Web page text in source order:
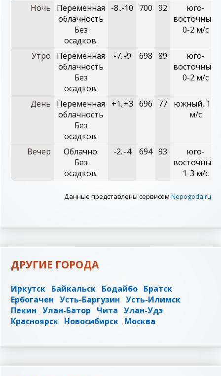
Ночь
Переменная
облачность
Без
осадков.
-8..-10 700 92
юго-
восточный,
0-2 м/с
Утро
Переменная
облачность
Без
осадков.
-7..-9 698 89
юго-
восточный,
0-2 м/с
День
Переменная
облачность
Без
осадков.
+1..+3 696 77
южный, 1-3
м/с
Вечер
Облачно.
Без
осадков.
-2..-4 694 93
юго-
восточный,
1-3 м/с
Данные представлены сервисом Nepogoda.ru
ДРУГИЕ ГОРОДА
Иркутск Байкальск Бодайбо Братск
Ербогачен Усть-Баргузин Усть-Илимск
Пекин Улан-Батор Чита Улан-Удэ
Красноярск Новосибирск Москва